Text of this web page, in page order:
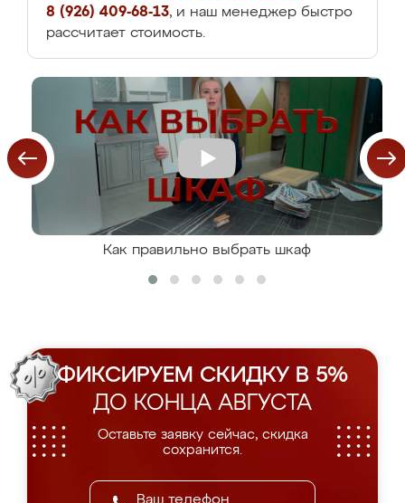
8 (926) 409-68-13, и наш менеджер быстро
рассчитает стоимость.
Как правильно выбрать шкаф
ФИКСИРУЕМ СКИДКУ В 5%
ДО КОНЦА АВГУСТА
Оставьте заявку сейчас, скидка
сохранится.